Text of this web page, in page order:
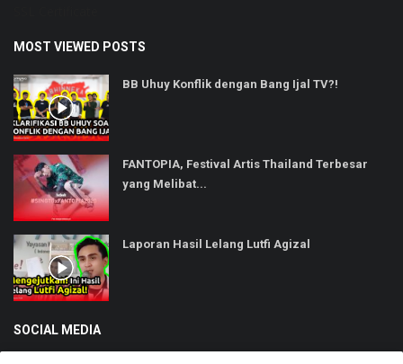
MOST VIEWED POSTS
BB Uhuy Konflik dengan Bang Ijal TV?!
FANTOPIA, Festival Artis Thailand Terbesar
yang Melibat...
Laporan Hasil Lelang Lutfi Agizal
SOCIAL MEDIA